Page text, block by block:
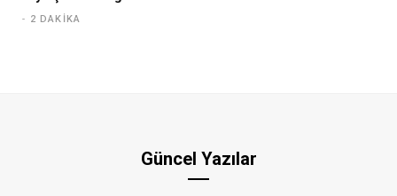
2 DAKIKA
Güncel Yazılar